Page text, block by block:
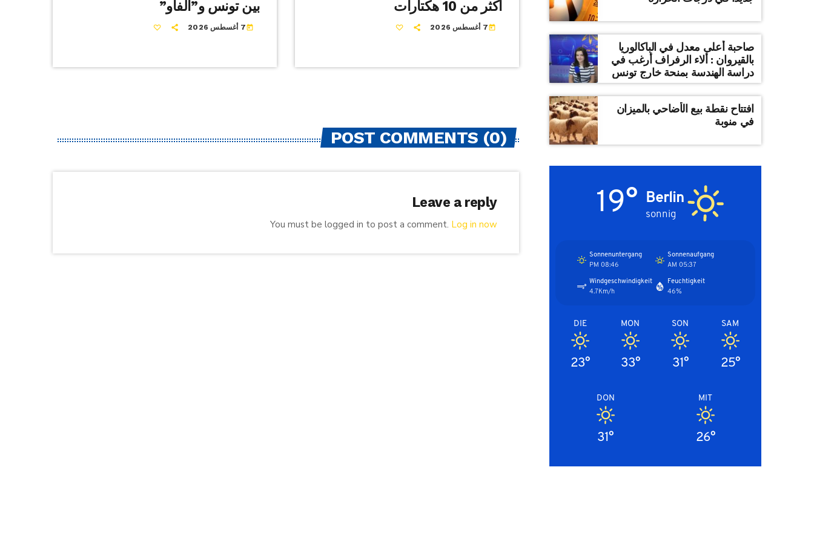
بين تونس و”الفاو”
today 7 أغسطس 2026
أكثر من 10 هكتارات
today 7 أغسطس 2026
POST COMMENTS (0)
Leave a reply
You must be logged in to post a comment. Log in now
صاحبة أعلى معدل في الباكالوريا
بالقيروان : ألاء الرفراف أرغب في
دراسة الهندسة بمنحة خارج تونس
افتتاح نقطة بيع الأضاحي بالميزان
في منوبة
Berlin
sonnig
19°
Sonnenaufgang
05:37 AM
Sonnenuntergang
08:46 PM
Feuchtigkeit
46%
Windgeschwindigkeit
4.7Km/h
SAM
25°
SON
31°
MON
33°
DIE
23°
MIT
26°
DON
31°